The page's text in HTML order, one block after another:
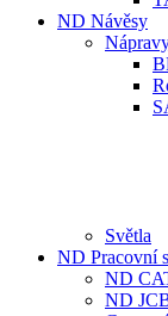
ND Návěsy
Světla
ND Pracovní
ND
ND